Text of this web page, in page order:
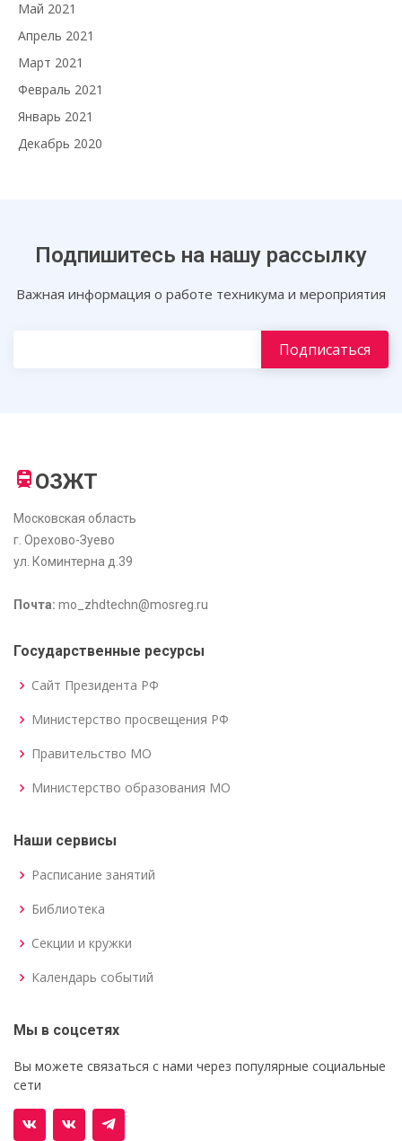
Май 2021
Апрель 2021
Март 2021
Февраль 2021
Январь 2021
Декабрь 2020
Подпишитесь на нашу рассылку
Важная информация о работе техникума и мероприятия
ОЗЖТ
Московская область
г. Орехово-Зуево
ул. Коминтерна д.39
Почта: mo_zhdtechn@mosreg.ru
Государственные ресурсы
Сайт Президента РФ
Министерство просвещения РФ
Правительство МО
Министерство образования МО
Наши сервисы
Расписание занятий
Библиотека
Секции и кружки
Календарь событий
Мы в соцсетях
Вы можете связаться с нами через популярные социальные
сети